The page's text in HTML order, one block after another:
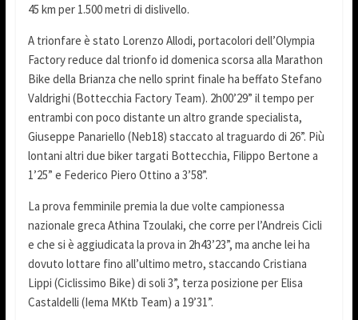
45 km per 1.500 metri di dislivello.
A trionfare è stato Lorenzo Allodi, portacolori dell’Olympia
Factory reduce dal trionfo id domenica scorsa alla Marathon
Bike della Brianza che nello sprint finale ha beffato Stefano
Valdrighi (Bottecchia Factory Team). 2h00’29” il tempo per
entrambi con poco distante un altro grande specialista,
Giuseppe Panariello (Neb18) staccato al traguardo di 26”. Più
lontani altri due biker targati Bottecchia, Filippo Bertone a
1’25” e Federico Piero Ottino a 3’58”.
La prova femminile premia la due volte campionessa
nazionale greca Athina Tzoulaki, che corre per l’Andreis Cicli
e che si è aggiudicata la prova in 2h43’23”, ma anche lei ha
dovuto lottare fino all’ultimo metro, staccando Cristiana
Lippi (Ciclissimo Bike) di soli 3”, terza posizione per Elisa
Castaldelli (Iema MKtb Team) a 19’31”.